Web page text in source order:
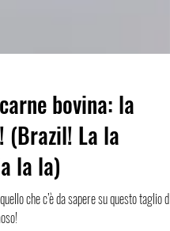
bovina: la
La la
la la)